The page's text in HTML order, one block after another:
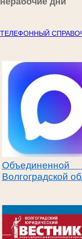
ТЕЛЕФОННЫЙ
Волгоградской